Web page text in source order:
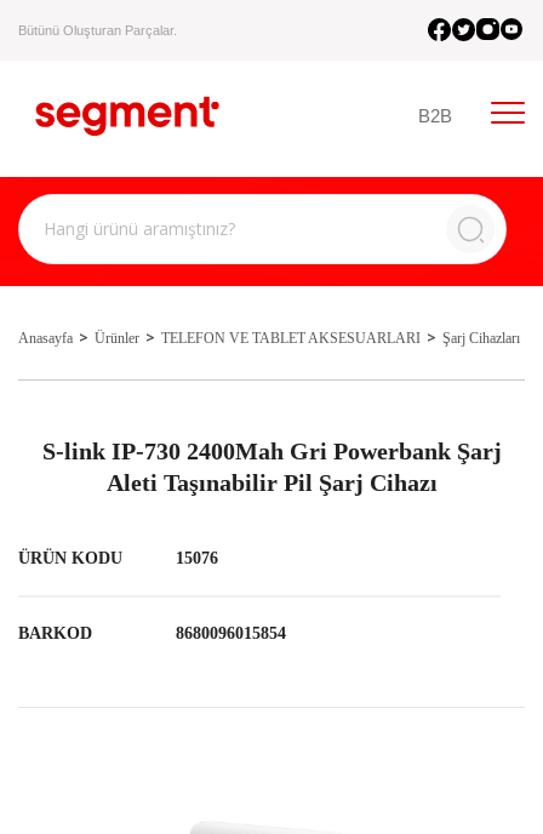
Bütünü Oluşturan Parçalar.
B2B
Anasayfa Ürünler TELEFON VE TABLET AKSESUARLARI Şarj Cihazları
S-link IP-730 2400Mah Gri Powerbank Şarj
Aleti Taşınabilir Pil Şarj Cihazı
ÜRÜN KODU 15076
BARKOD 8680096015854